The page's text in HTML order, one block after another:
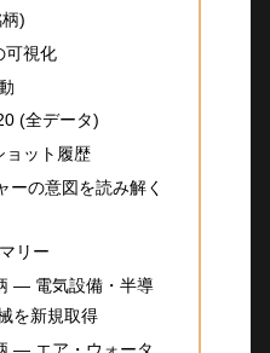
)
可視化
(全データ)
ット履歴
ーの意図を読み解く
リー
— 電気設備・半導
を新規取得
— エア・ウォータ